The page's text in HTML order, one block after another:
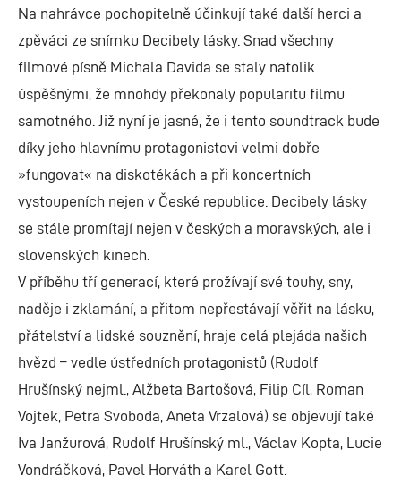
Na nahrávce pochopitelně účinkují také další herci a
zpěváci ze snímku Decibely lásky. Snad všechny
filmové písně Michala Davida se staly natolik
úspěšnými, že mnohdy překonaly popularitu filmu
samotného. Již nyní je jasné, že i tento soundtrack bude
díky jeho hlavnímu protagonistovi velmi dobře
»fungovat« na diskotékách a při koncertních
vystoupeních nejen v České republice. Decibely lásky
se stále promítají nejen v českých a moravských, ale i
slovenských kinech.
V příběhu tří generací, které prožívají své touhy, sny,
naděje i zklamání, a přitom nepřestávají věřit na lásku,
přátelství a lidské souznění, hraje celá plejáda našich
hvězd – vedle ústředních protagonistů (Rudolf
Hrušínský nejml., Alžbeta Bartošová, Filip Cíl, Roman
Vojtek, Petra Svoboda, Aneta Vrzalová) se objevují také
Iva Janžurová, Rudolf Hrušínský ml., Václav Kopta, Lucie
Vondráčková, Pavel Horváth a Karel Gott.